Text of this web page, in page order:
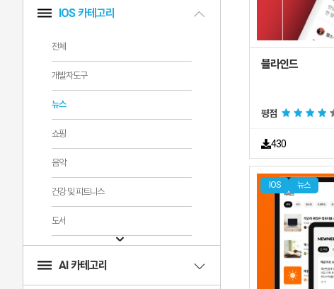
IOS 카테고리
전체
개발자도구
뉴스
쇼핑
음악
건강 및 피트니스
도서
AI 카테고리
블라인드
평점
430
IOS 뉴스